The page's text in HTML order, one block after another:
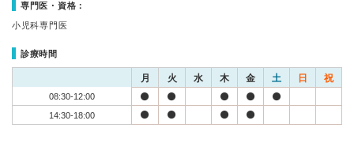
専門医・資格：
小児科専門医
診療時間
月 火 水 木 金 土 日 祝
08:30-12:00
14:30-18:00